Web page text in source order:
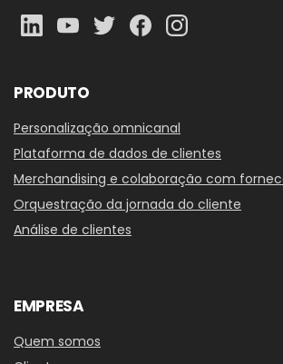
PRODUTO
Personalização omnicanal
Plataforma de dados de clientes
Merchandising e colaboração com
Orquestração da jornada do cliente
Análise de clientes
EMPRESA
Quem somos